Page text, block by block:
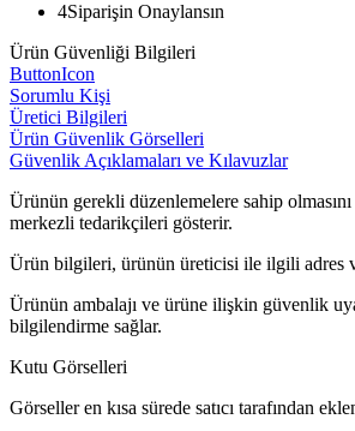
4Siparişin Onaylansın
Ürün Güvenliği Bilgileri
ButtonIcon
Sorumlu Kişi
Üretici Bilgileri
Ürün Güvenlik Görselleri
Güvenlik Açıklamaları ve Kılavuzlar
Ürünün gerekli düzenlemelere sahip
merkezli tedarikçileri gösterir.
Ürün bilgileri, ürünün üreticisi ile ilgili adres
Ürünün ambalajı ve ürüne ilişkin güvenlik
bilgilendirme sağlar.
Kutu Görselleri
Görseller en kısa sürede satıcı tarafından